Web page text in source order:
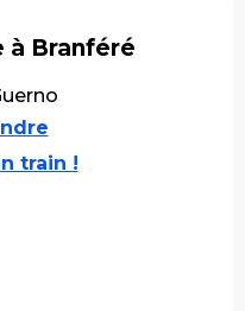
à Branféré
train !